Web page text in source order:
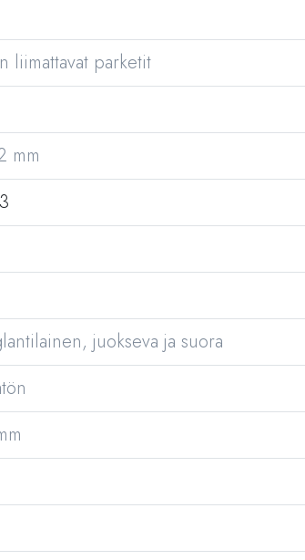
liimattavat parketit
mm
juokseva ja suora